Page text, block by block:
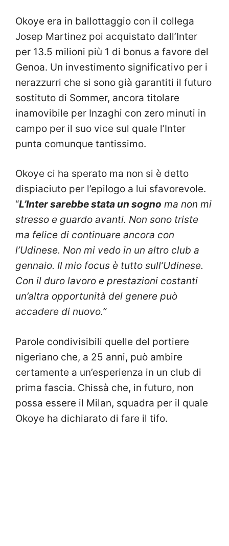
Okoye era in ballottaggio con il collega
Josep Martinez poi acquistato dall’Inter
per 13.5 milioni più 1 di bonus a favore del
Genoa. Un investimento significativo per i
nerazzurri che si sono già garantiti il futuro
sostituto di Sommer, ancora titolare
inamovibile per Inzaghi con zero minuti in
campo per il suo vice sul quale l’Inter
punta comunque tantissimo.
Okoye ci ha sperato ma non si è detto
dispiaciuto per l’epilogo a lui sfavorevole.
“L’Inter sarebbe stata un sogno ma non mi
stresso e guardo avanti. Non sono triste
ma felice di continuare ancora con
l’Udinese. Non mi vedo in un altro club a
gennaio. Il mio focus è tutto sull’Udinese.
Con il duro lavoro e prestazioni costanti
un’altra opportunità del genere può
accadere di nuovo.”
Parole condivisibili quelle del portiere
nigeriano che, a 25 anni, può ambire
certamente a un’esperienza in un club di
prima fascia. Chissà che, in futuro, non
possa essere il Milan, squadra per il quale
Okoye ha dichiarato di fare il tifo.